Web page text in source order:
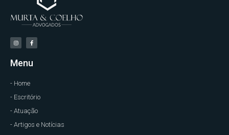
Menu
- Home
- Escritório
- Atuação
- Artigos e Notícias